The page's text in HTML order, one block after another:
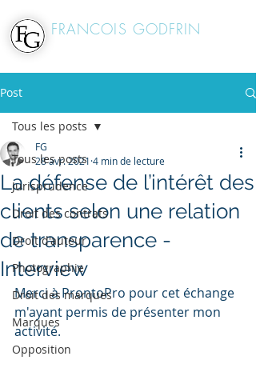
FRANCOIS GODFRIN
Post
Tous les posts
Jurisprudence
Droit des contrats
Droit d'auteur
Photographie
Droit des marques
Marques
Opposition
Tous les posts
La défense de l’intérêt des
clients selon une relation
de transparence -
Interview
FG
28 avr. 2021 4 min de lecture
Merci à ProntoPro pour cet échange
m'ayant permis de présenter mon
activité.